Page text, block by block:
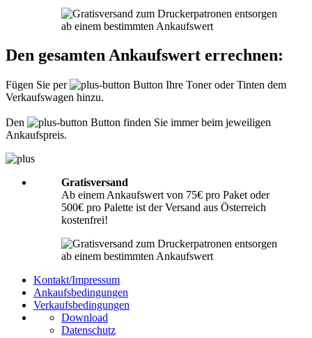
Informationen hierzu finden Sie unter Richtig packen.
Bitte legen Sie Ihrer Lieferung immer den
Angaben bei: Firmenname, Ansprechpartner, Adresse, Telefon- und
Faxnummer, Email-Adresse und Steuernummer. Falls Sie als Privatperson
senden, benötigen wir nur Ihren Namen, Adresse, Telefonnummer und
Tinten ist nicht erforderlich.
Den gesamten Ankaufswert errechnen:
Fügen Sie per
Button Ihre Toner oder Tinten dem
Verkaufswagen hinzu.
Den
Button finden Sie immer beim jeweiligen
Ankaufspreis.
Gratisversand
Ab einem Ankaufswert von 75€ pro Paket oder
500€ pro Palette ist der Versand aus Österreich
kostenfrei!
Kontakt/Impressum
Ankaufsbedingungen
Verkaufsbedingungen
Download
Datenschutz